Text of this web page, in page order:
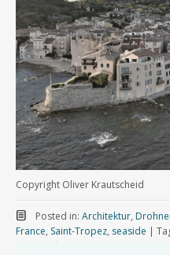
Copyright Oliver Krautscheid
Posted in: Architektur,
France, Saint-Tropez, seaside |
comment